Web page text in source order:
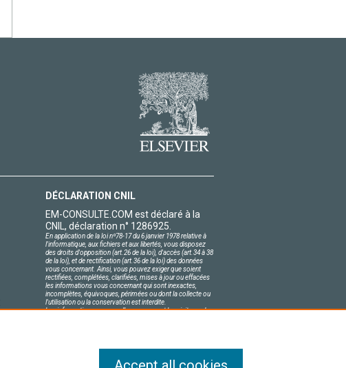
DÉCLARATION CNIL
EM-CONSULTE.COM est déclaré à la
CNIL, déclaration n° 1286925.
En application de la loi nº78-17 du 6 janvier 1978 relative à
l'informatique, aux fichiers et aux libertés, vous disposez
des droits d'opposition (art.26 de la loi), d'accès (art.34 à 38
de la loi), et de rectification (art.36 de la loi) des données
vous concernant. Ainsi, vous pouvez exiger que soient
rectifiées, complétées, clarifiées, mises à jour ou effacées
les informations vous concernant qui sont inexactes,
incomplètes, équivoques, périmées ou dont la collecte ou
l'utilisation ou la conservation est interdite.
Les informations personnelles concernant les visiteurs de